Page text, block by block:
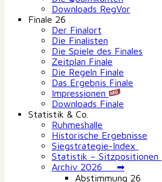
Downloads RegVor
Finale 26
Der Finalort
Die Finalisten
Die Spiele des Finales
Zeitplan Finale
Die Regeln Finale
Das Ergebnis Finale
Impressionen
Downloads Finale
Statistik & Co.
Ruhmeshalle
Historische Ergebnisse
Siegstrategie-Index
Statistik – Sitzpositionen
Archiv 2026 ➡
Abstimmung 26